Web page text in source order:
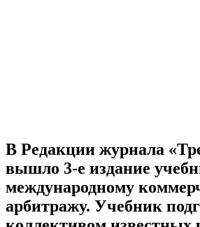
В Редакции журнала
вышло 3-е издание
международному
арбитражу. Учебник